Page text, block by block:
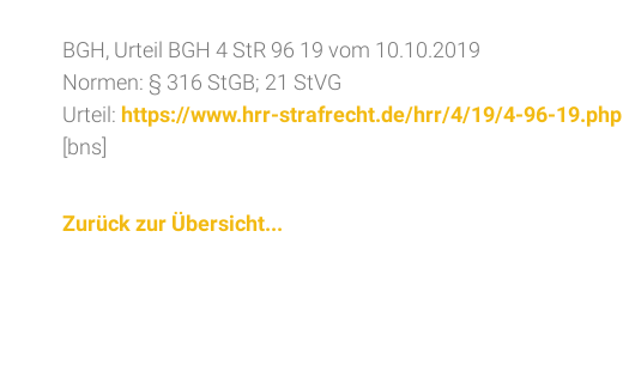
BGH, Urteil BGH 4 StR 96 19 vom 10.10.2019
Normen: § 316 StGB; 21 StVG
Urteil: https://www.hrr-strafrecht.de/hrr/4/19/4-96-19.php
[bns]
Zurück zur Übersicht...